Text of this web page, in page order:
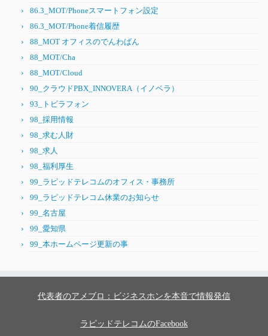
86.3_MOT/Phoneスマートフォン設定
86.3_MOT/Phone着信履歴
88_MOT オフィスのでんわばん
88_MOT/Cha
88_MOT/Cloud
90_クラウドPBX_INNOVERA（イノベラ）
93_トビラフォン
98_採用情報
98_求む人財
98_求人
98_福利厚生
99_ラピッドテレコムのオフィス・事務所
99_ラピッドテレコム休業のお知らせ
99_名古屋
99_愛知県
99_本ホームページ更新の事
代表者のアメブロ：ビジネスホンを本音で情報発信
ラピッドテレコムのFacebook